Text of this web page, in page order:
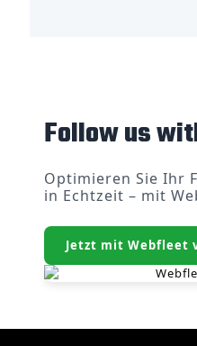
Follow us
Optimieren Sie Ihr
in Echtzeit – mit
Jetzt mit Webfleet